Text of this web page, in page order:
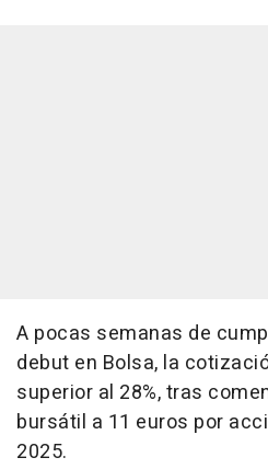
A pocas semanas de
debut en Bolsa, la
superior al 28%, tras
bursátil a 11 euros por
2025.